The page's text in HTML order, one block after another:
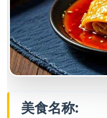
美食名称: